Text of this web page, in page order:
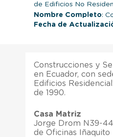
de Edificios No
Nombre Completo:
Fecha de
Construcciones y
en Ecuador, con
Edificios
de 1990.
Casa Matriz
Jorge Drom N39-
de Oficinas Iñaquito